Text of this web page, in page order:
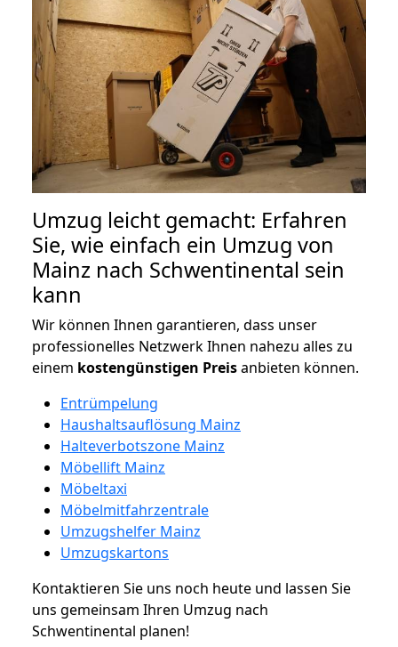
Umzug leicht gemacht: Erfahren
Sie, wie einfach ein Umzug von
Mainz nach Schwentinental sein
kann
Wir können Ihnen garantieren, dass unser
professionelles Netzwerk Ihnen nahezu alles zu
einem kostengünstigen Preisanbieten können.
Entrümpelung
Haushaltsauflösung Mainz
Halteverbotszone Mainz
Möbellift Mainz
Möbeltaxi
Möbelmitfahrzentrale
Umzugshelfer Mainz
Umzugskartons
Kontaktieren Sie uns noch heute und lassen Sie
uns gemeinsam Ihren Umzug nach
Schwentinental planen!